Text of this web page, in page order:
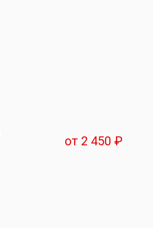
от 2 450 ₽